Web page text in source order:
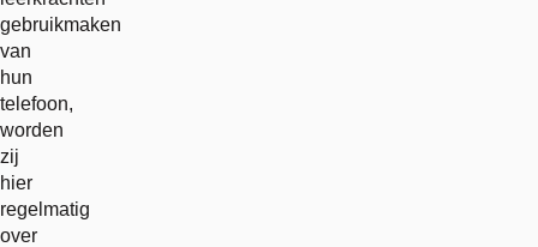
gebruikmaken
van
hun
telefoon,
worden
zij
hier
regelmatig
over